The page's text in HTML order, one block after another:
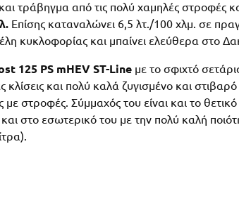
τράβηγμα από τις πολύ χαμηλές στροφές
Επίσης καταναλώνει 6,5 λτ./100 χλμ. σε
κυκλοφορίας και μπαίνει ελεύθερα στο
125 PS mHEV ST-Line με το σφιχτό
και πολύ καλά ζυγισμένο και στιβαρό
στροφές. Σύμμαχός του είναι και το
στο εσωτερικό του με την πολύ καλή